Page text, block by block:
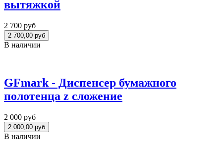
вытяжкой
2 700 руб
В наличии
GFmark - Диспенсер бумажного
полотенца z сложение
2 000 руб
В наличии